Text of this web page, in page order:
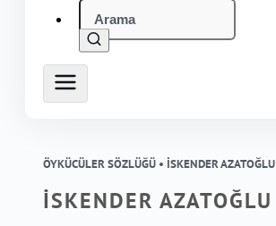
ÖYKÜCÜLER SÖZLÜĞÜ • İSKENDER AZATOĞLU
İSKENDER AZATOĞLU